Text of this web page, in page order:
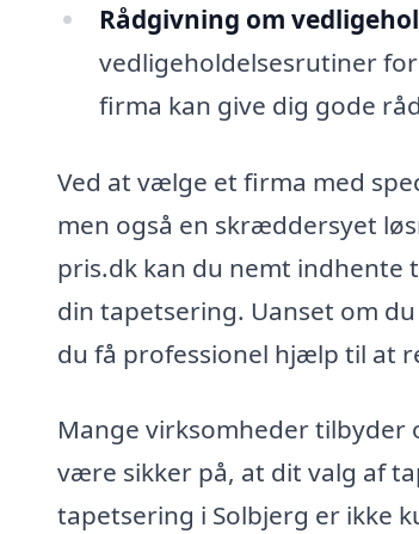
Rådgivning om
vedligeholdelsesrutiner
firma kan give dig gode
Ved at vælge et firma med
men også en skræddersyet
pris.dk kan du nemt indhente
din tapetsering. Uanset om
du få professionel hjælp til at
Mange virksomheder tilbyder
være sikker på, at dit valg af
tapetsering i Solbjerg er ikke